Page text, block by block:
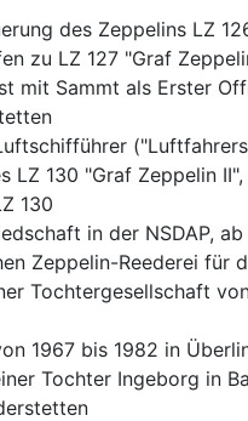
des Zeppelins LZ
zu LZ 127 "Graf
mit Sammt als Erster
LZ 130 "Graf Zeppelin
130
in der NSDAP,
Zeppelin-Reederei für
Tochtergesellschaft
1967 bis 1982 in
Tochter Ingeborg in